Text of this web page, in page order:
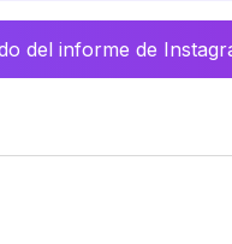
del informe de